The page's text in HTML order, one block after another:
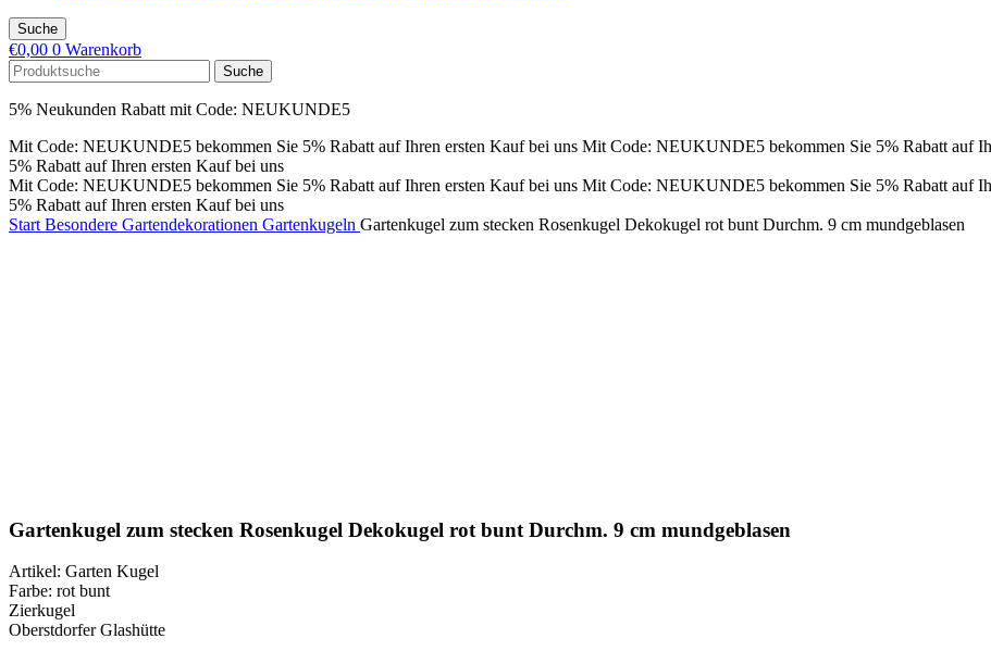
Suche
€0,00 0 Warenkorb
Suche
5% Neukunden Rabatt mit Code: NEUKUNDE5
Mit Code: NEUKUNDE5 bekommen Sie 5% Rabatt auf Ihren ersten Kauf bei uns Mit Code: NEUKUNDE5 bekommen Sie 5% Rabatt auf
5% Rabatt auf Ihren ersten Kauf bei uns
Mit Code: NEUKUNDE5 bekommen Sie 5% Rabatt auf Ihren ersten Kauf bei uns Mit Code: NEUKUNDE5 bekommen Sie 5% Rabatt auf
5% Rabatt auf Ihren ersten Kauf bei uns
Start Besondere Gartendekorationen Gartenkugeln Gartenkugel zum stecken Rosenkugel Dekokugel rot bunt Durchm. 9 cm mundgeblasen
Gartenkugel zum stecken Rosenkugel Dekokugel rot bunt Durchm. 9 cm mundgeblasen
Artikel: Garten Kugel
Farbe: rot bunt
Zierkugel
Oberstdorfer Glashütte